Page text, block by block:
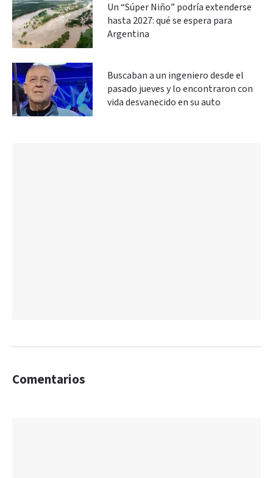
Un “Súper Niño” podría extenderse
hasta 2027: qué se espera para
Argentina
Buscaban a un ingeniero desde el
pasado jueves y lo encontraron con
vida desvanecido en su auto
Comentarios